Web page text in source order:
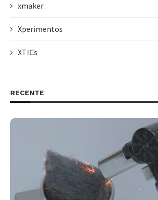
xmaker
Xperimentos
XTICs
RECENTE